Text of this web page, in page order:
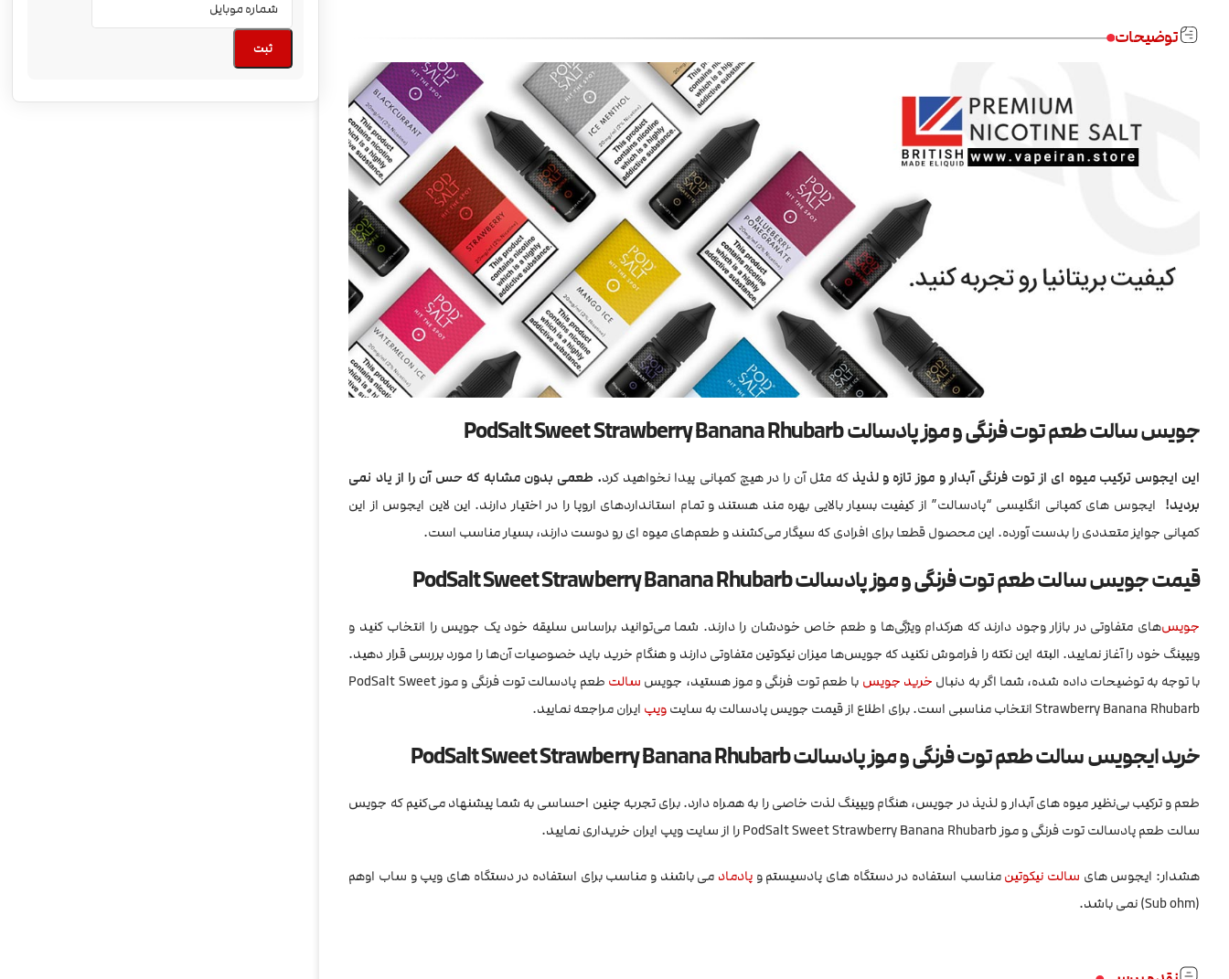
توضیحات
جویس سالت طعم توت فرنگی و موز پادسالت PodSalt Sweet Strawberry Banana Rhubarb
این ایجوس ترکیب میوه ای از توت فرنگی آبدار و موز تازه ولذیذکه مثل آن را در هیچ کمپانی پیدا نخواهید کرد. طعمی بدون مشابه که حس آن را از یاد نمی
بردید! ایجوس های کمپانی انگلیسی “پادسالت” از کیفیت بسیار بالایی بهره مند هستند و تمام استانداردهای اروپا را در اختیار دارند. این لاین ایجوس از این
کمپانی جوایز متعددی را بدست آورده. این محصول قطعا برای افرادی که سیگار می‌کشند و طعم‌های میوه ای رو دوست دارند، بسیار مناسب است.
قیمت جویس سالت طعم توت فرنگی و موز پادسالت PodSalt Sweet Strawberry Banana Rhubarb
جویس‌های متفاوتی در بازار وجود دارند که هرکدام ویژگی‌ها و طعم خاص خودشان را دارند. شما می‌توانید براساس سلیقه خود یک جویس را انتخاب کنید و
ویپینگ خود را آغاز نمایید. البته این نکته را فراموش نکنید که جویس‌ها میزان نیکوتین متفاوتی دارند و هنگام خرید باید خصوصیات آن‌ها را مورد بررسی قرار دهید.
با توجه به توضیحات داده شده، شما اگر به دنبال خرید جویس با طعم توت فرنگی و موز هستید، جویس سالت
طعم پادسالت توت فرنگی و موز PodSalt Sweet
Strawberry Banana Rhubarb انتخاب مناسبی است. برای اطلاع از قیمت جویس پادسالت به سایت
ویپ ایران مراجعه نمایید.
خرید ایجویس سالت طعم توت فرنگی و موز پادسالت PodSalt Sweet Strawberry Banana Rhubarb
طعم و ترکیب بی‌نظیر میوه های آبدار و لذیذ در جویس، هنگام ویپینگ لذت خاصی را به همراه دارد. برای تجربه چنین احساسی به شما پیشنهاد می‌کنیم که جویس
سالت طعم پادسالت توت فرنگی و موز PodSalt Sweet Strawberry Banana Rhubarb را از سایت ویپ ایران خریداری نمایید.
هشدار: ایجوس های سالت نیکوتینمناسب استفاده در دستگاه های پادسیستم و پادماد می باشند و مناسب برای استفاده در دستگاه های ویپ و ساب اوهم
(Sub ohm) نمی باشد.
ثبت